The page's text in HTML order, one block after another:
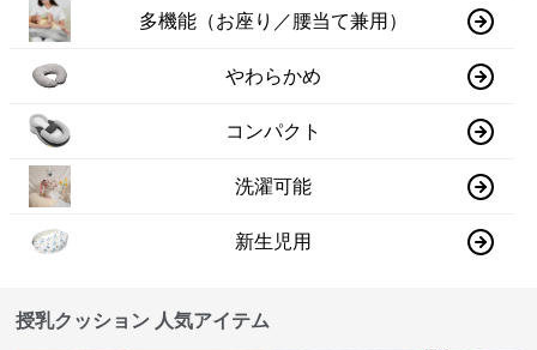
多機能（お座り／腰当て兼用）
やわらかめ
コンパクト
洗濯可能
新生児用
授乳クッション 人気アイテム